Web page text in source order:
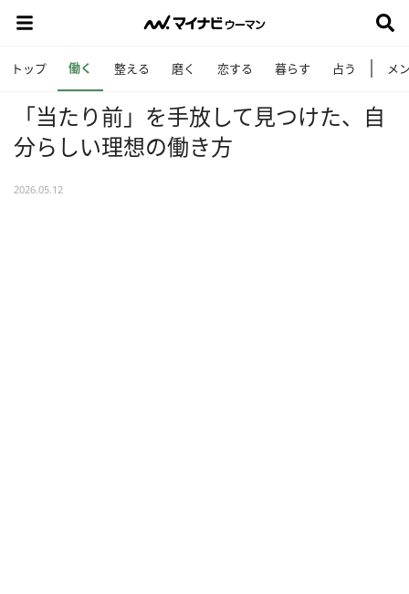
トップ 働く 整える 磨く 恋する 暮らす 占う メ
「当たり前」を手放して見つけた、自
分らしい理想の働き方
2026.05.12